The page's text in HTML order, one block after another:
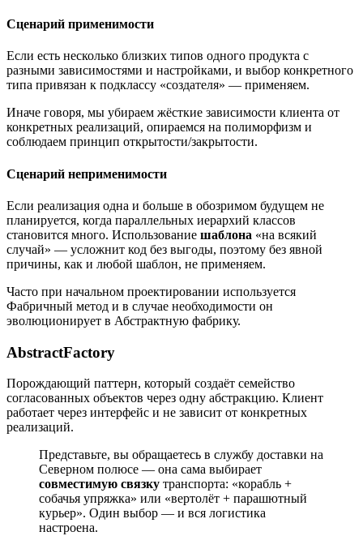
Сценарий применимости
Если есть несколько близких типов одного продукта с
разными зависимостями и настройками, и выбор конкретного
типа привязан к подклассу «создателя» — применяем.
Иначе говоря, мы убираем жёсткие зависимости клиента от
конкретных реализаций, опираемся на полиморфизм и
соблюдаем принцип открытости/закрытости.
Сценарий неприменимости
Если реализация одна и больше в обозримом будущем не
планируется, когда параллельных иерархий классов
становится много. Использование шаблона «на всякий
случай» — усложнит код без выгоды, поэтому без явной
причины, как и любой шаблон, не применяем.
Часто при начальном проектировании используется
Фабричный метод и в случае необходимости он
эволюционирует в Абстрактную фабрику.
AbstractFactory
Порождающий паттерн, который создаёт семейство
согласованных объектов через одну абстракцию. Клиент
работает через интерфейс и не зависит от конкретных
реализаций.
Представьте, вы обращаетесь в службу доставки на
Северном полюсе — она сама выбирает
совместимую связку транспорта: «корабль +
собачья упряжка» или «вертолёт + парашютный
курьер». Один выбор — и вся логистика
настроена.